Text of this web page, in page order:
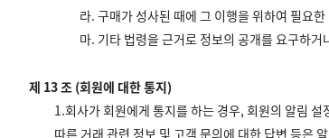
라. 구매가 성사된 때에 그 이행을 위하여 필요
마. 기타 법령을 근거로 정보의 공개를 요구하
제 13 조 (회원에 대한 통지)
1.회사가 회원에게 통지를 하는 경우, 회원의 알림
따른 거래 관련 정보 및 고객 문의에 대한 답변 등은